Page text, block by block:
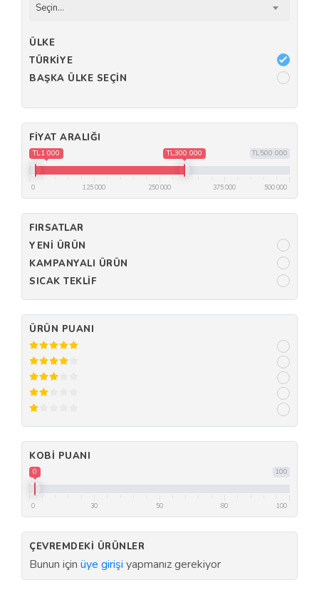
Seçin...
ÜLKE
TÜRKIYE
BAŞKA ÜLKE SEÇIN
FIYAT ARALIĞI
TL500 000
TL1 000 TL300 000
0 125 000 250 000 375 000 500 000
FIRSATLAR
YENI ÜRÜN
KAMPANYALI ÜRÜN
SICAK TEKLIF
ÜRÜN PUANI
KOBI PUANI
100
0
0 30 50 80 100
ÇEVREMDEKI ÜRÜNLER
Bunun için üye girişi yapmanız gerekiyor